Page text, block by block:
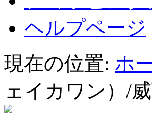
ヘルプページ
現在の位置: ホ
ェイカワン）/